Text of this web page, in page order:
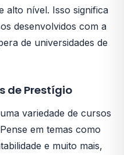
alto nível. Isso significa
desenvolvidos com a
de universidades de
de Prestígio
variedade de cursos
em temas como
e muito mais,